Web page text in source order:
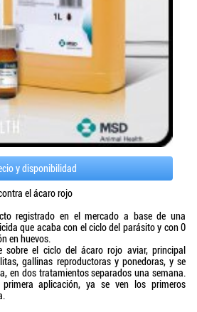
y disponibilidad
el ácaro rojo
registrado en el mercado a base de una
que acaba con el ciclo del parásito y con 0
en huevos.
sobre el ciclo del ácaro rojo aviar, principal
gallinas reproductoras y ponedoras, y se
en dos tratamientos separados una semana.
aplicación, ya se ven los primeros